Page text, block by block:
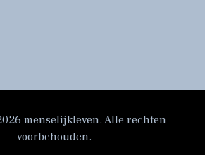
menselijkleven. Alle rechten
voorbehouden.